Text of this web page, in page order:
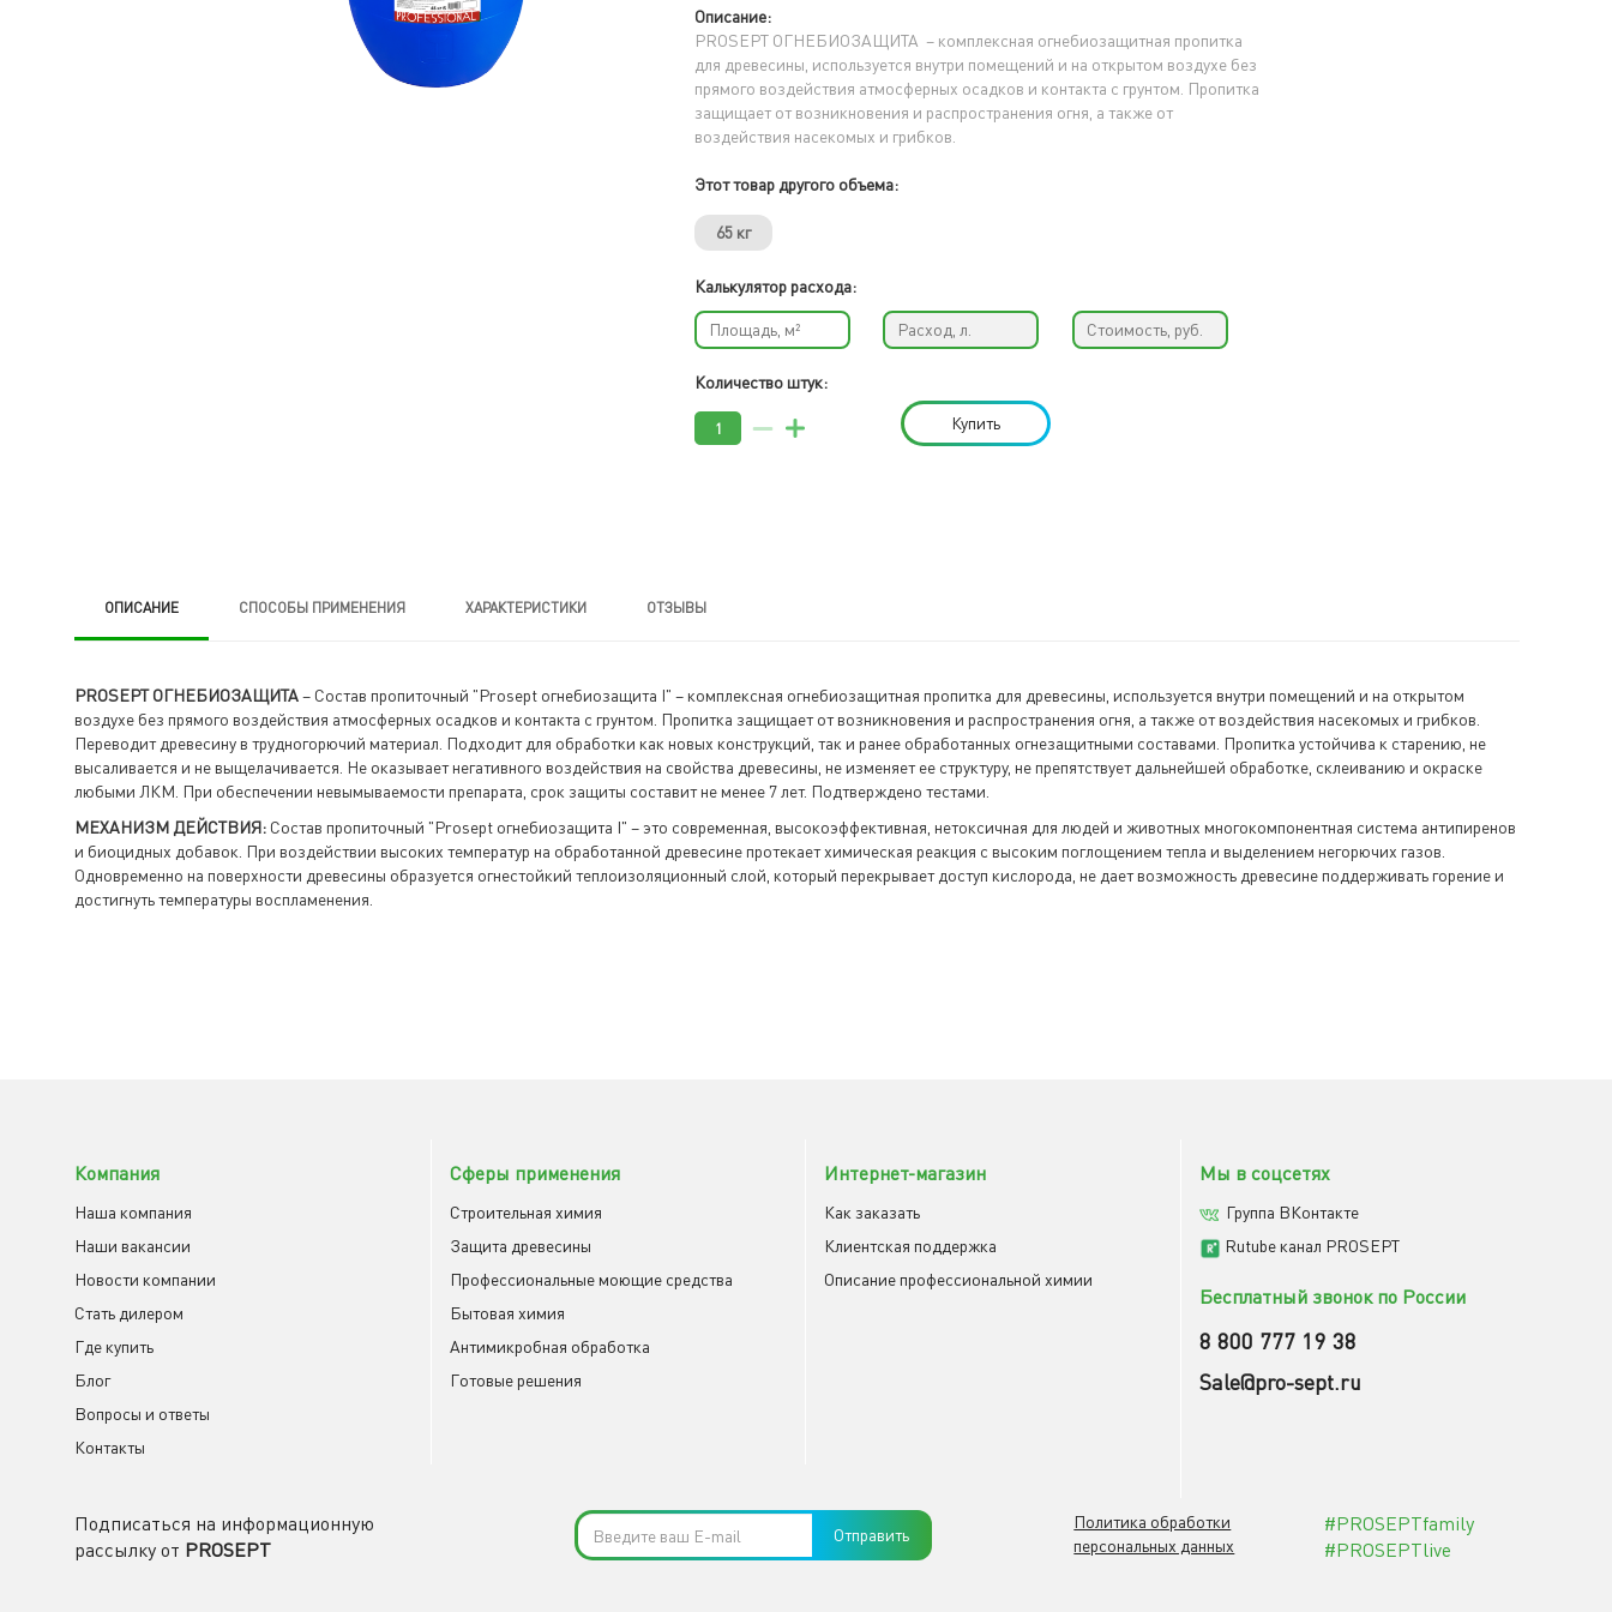
Описание:
PROSEPT ОГНЕБИОЗАЩИТА – комплексная огнебиозащитная пропитка
для древесины, используется внутри помещений и на открытом воздухе без
прямого воздействия атмосферных осадков и контакта с грунтом. Пропитка
защищает от возникновения и распространения огня, а также от
воздействия насекомых и грибков.
Этот товар другого объема:
65 кг
Калькулятор расхода:
Количество штук:
Купить
ОПИСАНИЕ CПОСОБЫ ПРИМЕНЕНИЯ ХАРАКТЕРИСТИКИ ОТЗЫВЫ
PROSEPT ОГНЕБИОЗАЩИТА– Состав пропиточный "Prosept огнебиозащита I" – комплексная огнебиозащитная пропитка для древесины, используется внутри помещений и на открытом
воздухе без прямого воздействия атмосферных осадков и контакта с грунтом. Пропитка защищает от возникновения и распространения огня, а также от воздействия насекомых и грибков.
Переводит древесину в трудногорючий материал. Подходит для обработки как новых конструкций, так и ранее обработанных огнезащитными составами. Пропитка устойчива к старению, не
высаливается и не выщелачивается. Не оказывает негативного воздействия на свойства древесины, не изменяет ее структуру, не препятствует дальнейшей обработке, склеиванию и окраске
любыми ЛКМ. При обеспечении невымываемости препарата, срок защиты составит не менее 7 лет. Подтверждено тестами.
МЕХАНИЗМ ДЕЙСТВИЯ: Состав пропиточный "Prosept огнебиозащита I" – это современная, высокоэффективная, нетоксичная для людей и животных многокомпонентная система антипиренов
и биоцидных добавок. При воздействии высоких температур на обработанной древесине протекает химическая реакция с высоким поглощением тепла и выделением негорючих газов.
Одновременно на поверхности древесины образуется огнестойкий теплоизоляционный слой, который перекрывает доступ кислорода, не дает возможность древесине поддерживать горение и
достигнуть температуры воспламенения.
Компания
Наша компания
Наши вакансии
Новости компании
Cтать дилером
Где купить
Блог
Вопросы и ответы
Контакты
Сферы применения
Строительная химия
Защита древесины
Профессиональные моющие средства
Бытовая химия
Антимикробная обработка
Готовые решения
Интернет-магазин
Как заказать
Клиентская поддержка
Описание профессиональной химии
Мы в соцсетях
Группа ВКонтакте
Rutube канал PROSEPT
Бесплатный звонок по России
8 800 777 19 38
Sale@pro-sept.ru
Подписаться на информационную
рассылку от PROSEPT
Отправить
Политика обработки
персональных данных
#PROSEPTfamily
#PROSEPTlive